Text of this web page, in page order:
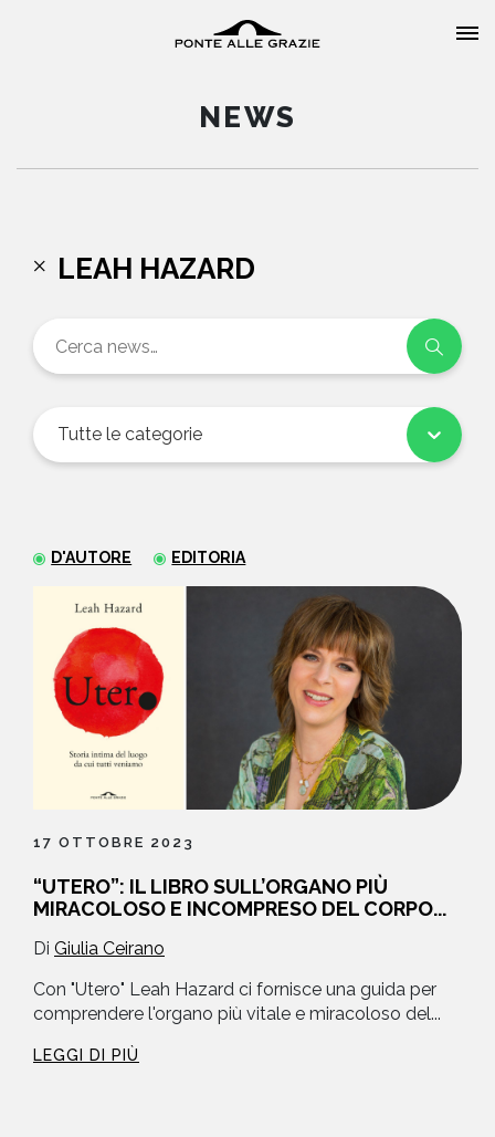
NEWS
CONTATTI
NEWS
LEAH HAZARD
Tutte le categorie
D'AUTORE EDITORIA
17 OTTOBRE 2023
“UTERO”: IL LIBRO SULL’ORGANO PIÙ
MIRACOLOSO E INCOMPRESO DEL CORPO...
Di Giulia Ceirano
Con "Utero" Leah Hazard ci fornisce una guida per
comprendere l'organo più vitale e miracoloso del...
LEGGI DI PIÙ